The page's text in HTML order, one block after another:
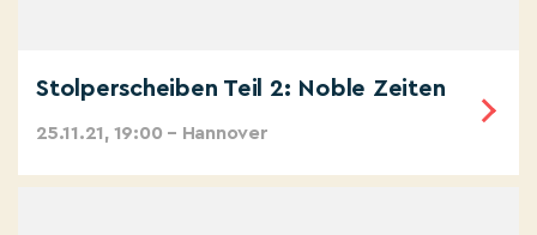
Stolperscheiben Teil 2: Noble Zeiten
25.11.21, 19:00 – Hannover